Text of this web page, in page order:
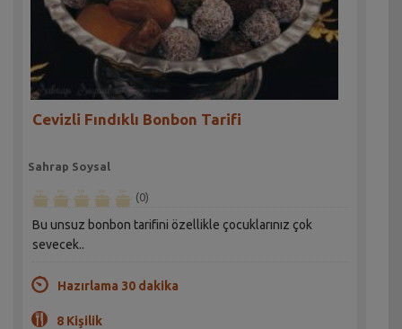
Cevizli Fındıklı Bonbon Tarifi
Sahrap Soysal
(0)
Bu unsuz bonbon tarifini özellikle çocuklarınız çok
sevecek..
Hazırlama 30 dakika
8 Kişilik